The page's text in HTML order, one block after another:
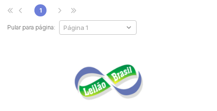
Pular para página:
1